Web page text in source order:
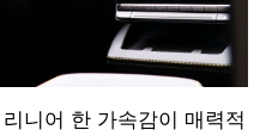
니어 한 가속감이 매력적